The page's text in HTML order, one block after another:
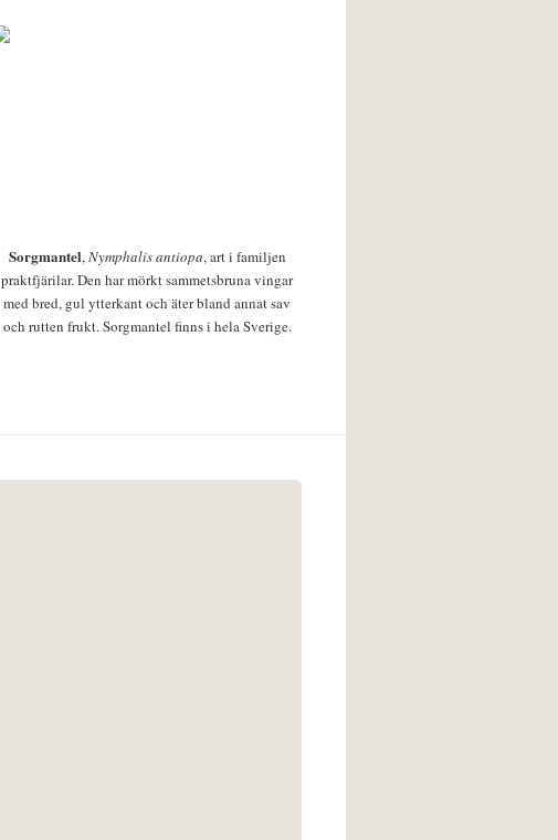
Sorgmantel,Nymphalis antiopa, art i familjen
praktfjärilar. Den har mörkt sammetsbruna vingar
med bred, gul ytterkant och äter bland annat sav
och rutten frukt. Sorgmantel finns i hela Sverige.